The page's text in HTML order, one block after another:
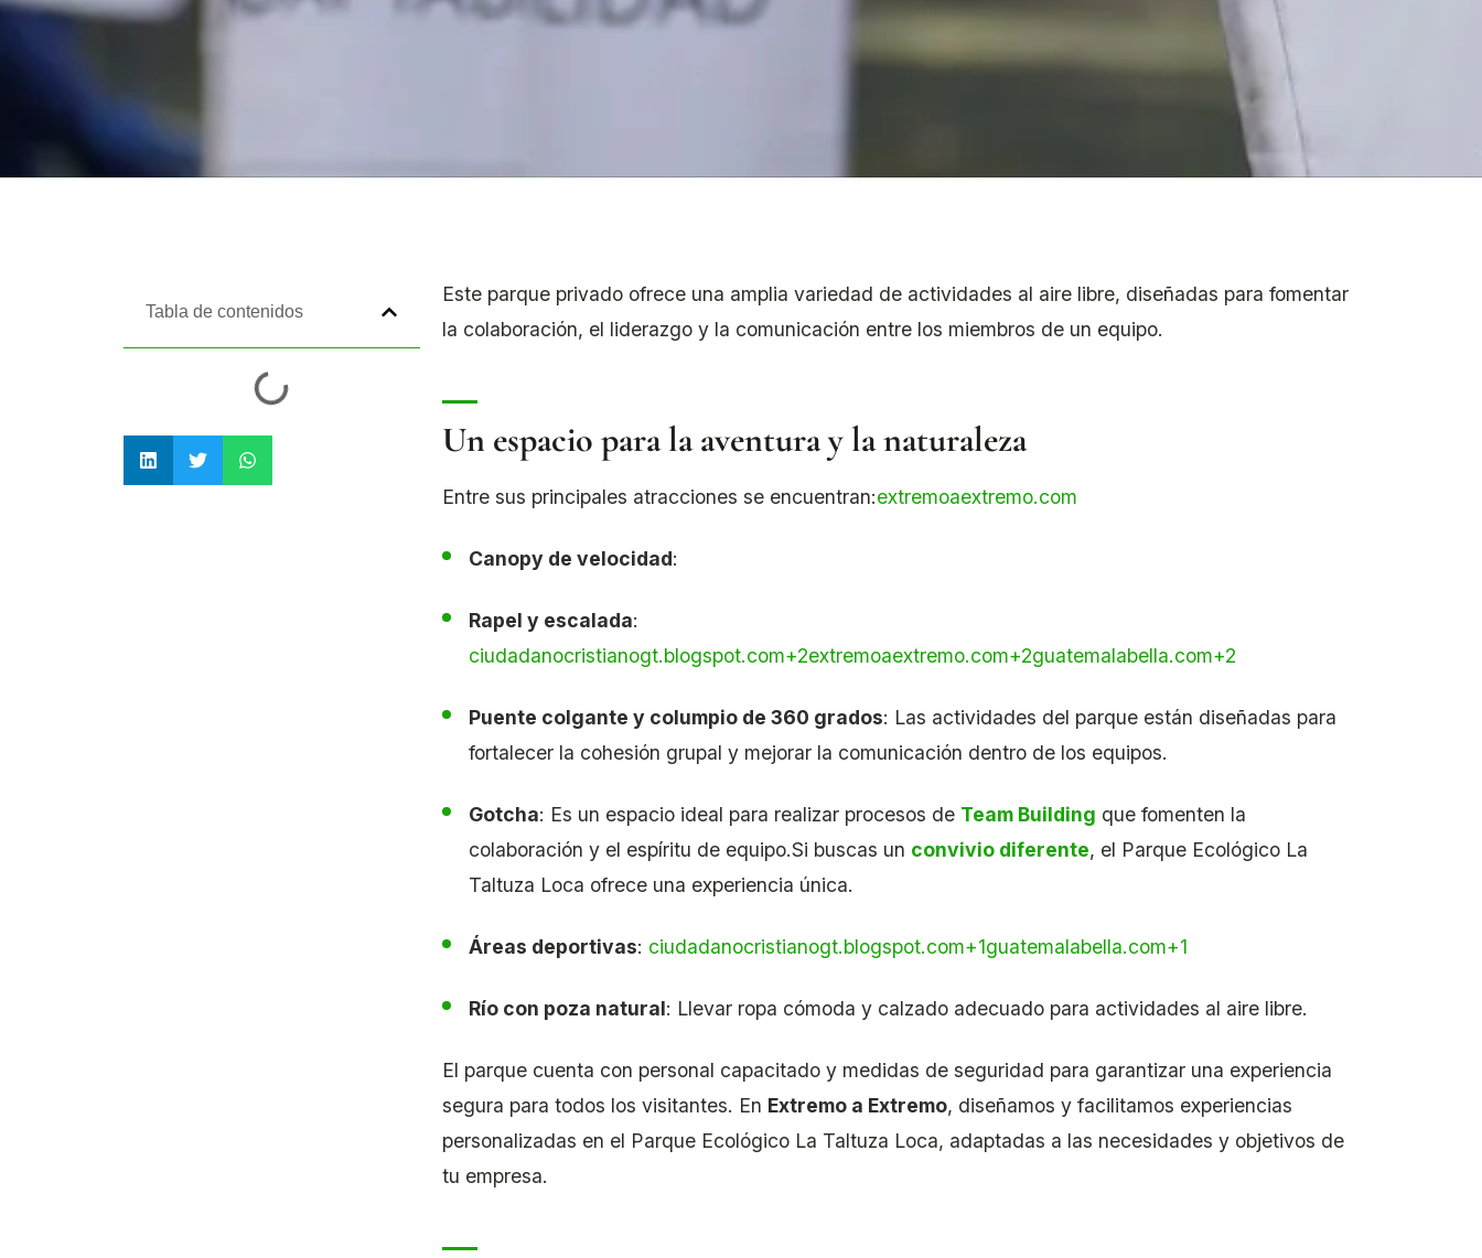
Tabla de contenidos
Este parque privado ofrece una amplia variedad de actividades al aire libre, diseñadas para fomentar
la colaboración, el liderazgo y la comunicación entre los miembros de un equipo.
Un espacio para la aventura y la naturaleza
Entre sus principales atracciones se encuentran:extremoaextremo.com
Canopy de velocidad:
Rapel y escalada:
ciudadanocristianogt.blogspot.com+2extremoaextremo.com+2guatemalabella.com+2
Puente colgante y columpio de 360 grados: Las actividades del parque están diseñadas para
fortalecer la cohesión grupal y mejorar la comunicación dentro de los equipos.
Gotcha: Es un espacio ideal para realizar procesos de Team Building que fomenten la
colaboración y el espíritu de equipo.Si buscas un convivio diferente, el Parque Ecológico La
Taltuza Loca ofrece una experiencia única.
Áreas deportivas: ciudadanocristianogt.blogspot.com+1guatemalabella.com+1
Río con poza natural: Llevar ropa cómoda y calzado adecuado para actividades al aire libre.
El parque cuenta con personal capacitado y medidas de seguridad para garantizar una experiencia
segura para todos los visitantes. En Extremo a Extremo, diseñamos y facilitamos experiencias
personalizadas en el Parque Ecológico La Taltuza Loca, adaptadas a las necesidades y objetivos de
tu empresa.